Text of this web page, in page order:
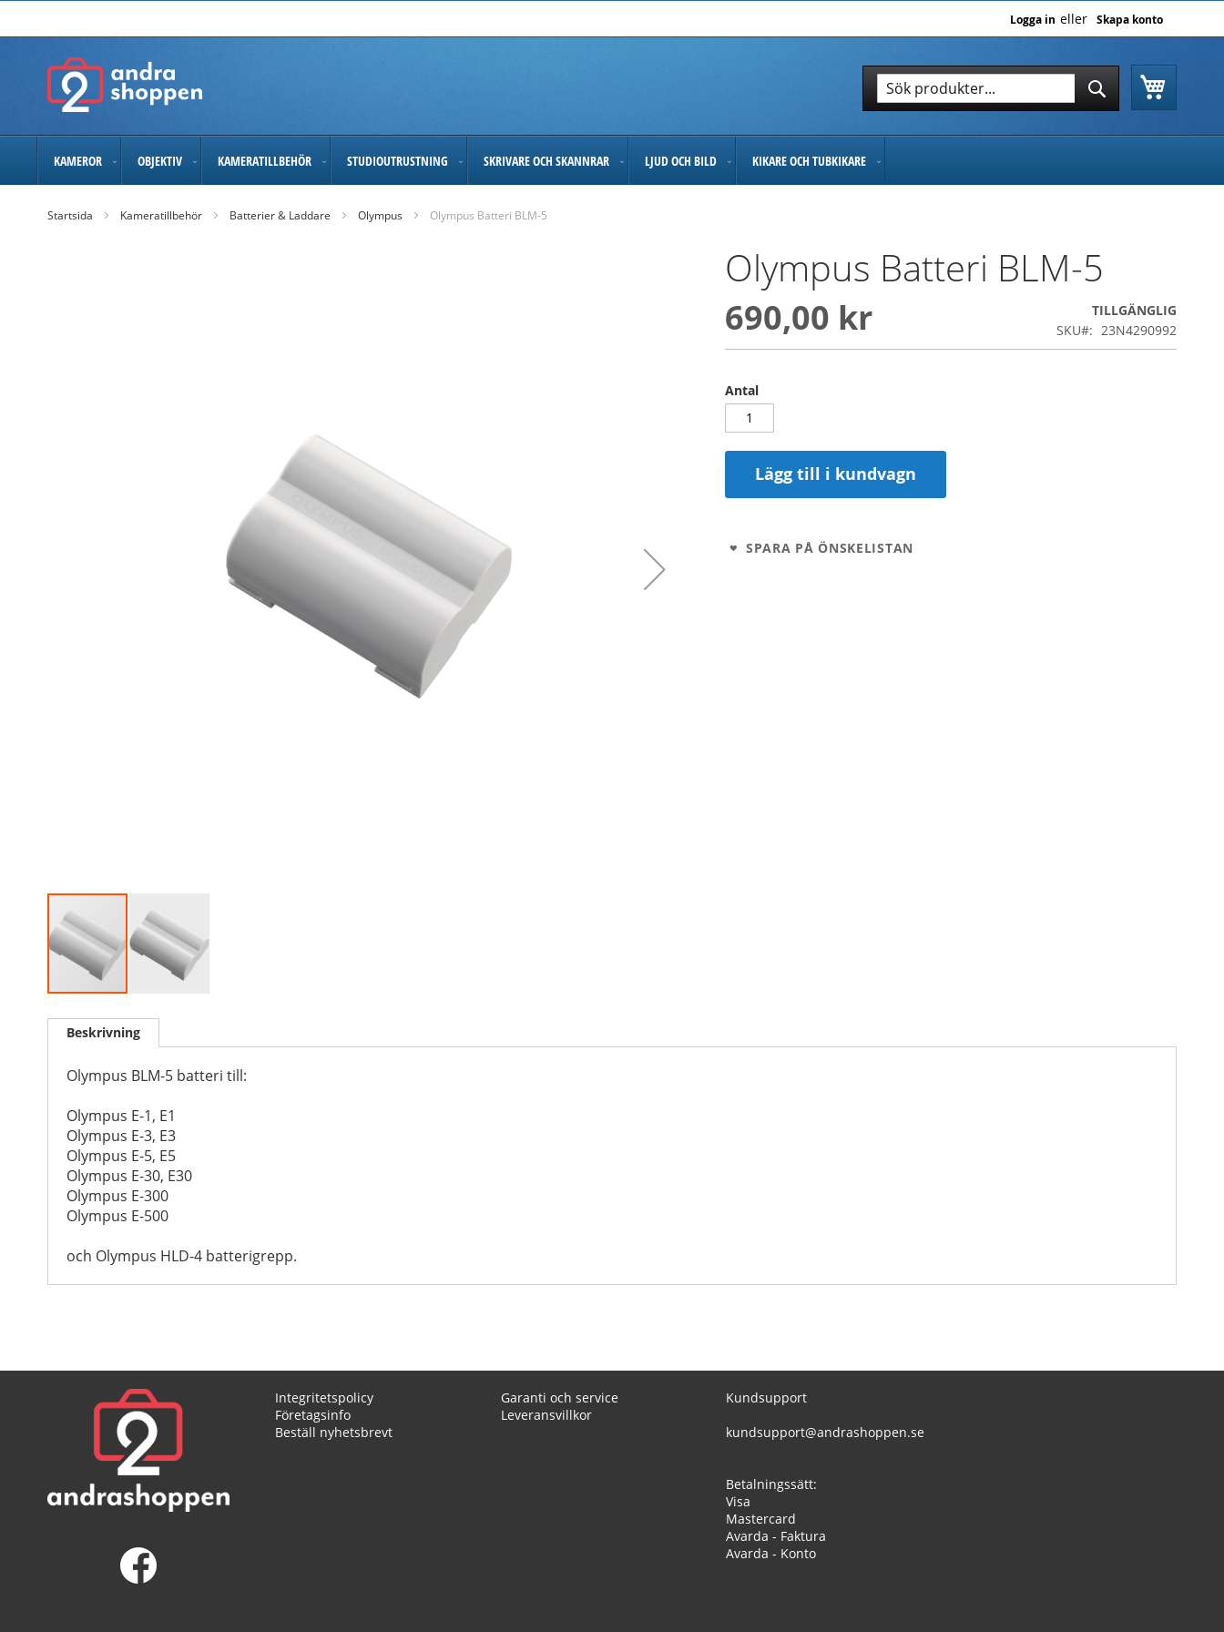
to
Logga in Skapa konto
Sök
KAMEROR OBJEKTIV KAMERATILLBEHÖR STUDIOUTRUSTNING SKRIVARE OCH SKANNRAR LJUD OCH BILD KIKARE OCH TUBKIKARE
Startsida Kameratillbehör Batterier & Laddare Olympus Olympus Batteri BLM-5
Olympus Batteri BLM-5
690,00 kr
TILLGÄNGLIG
SKU
23N4290992
Antal
Lägg till i kundvagn
SPARA PÅ ÖNSKELISTAN
to
images
gallery
Beskrivning
Olympus BLM-5 batteri till:
Olympus E-1, E1
Olympus E-3, E3
Olympus E-5, E5
Olympus E-30, E30
Olympus E-300
Olympus E-500
och Olympus HLD-4 batterigrepp.
Integritetspolicy
Företagsinfo
Beställ nyhetsbrevt
Garanti och service
Leveransvillkor
Kundsupport
kundsupport@andrashoppen.se
Betalningssätt:
Visa
Mastercard
Avarda - Faktura
Avarda - Konto